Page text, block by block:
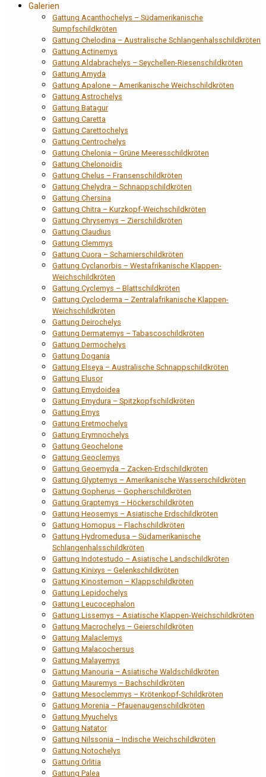
Galerien
Gattung Acanthochelys – Südamerikanische
Sumpfschildkröten
Gattung Chelodina – Australische Schlangenhalsschildkröten
Gattung Actinemys
Gattung Aldabrachelys – Seychellen-Riesenschildkröten
Gattung Amyda
Gattung Apalone – Amerikanische Weichschildkröten
Gattung Astrochelys
Gattung Batagur
Gattung Caretta
Gattung Carettochelys
Gattung Centrochelys
Gattung Chelonia – Grüne Meeresschildkröten
Gattung Chelonoidis
Gattung Chelus – Fransenschildkröten
Gattung Chelydra – Schnappschildkröten
Gattung Chersina
Gattung Chitra – Kurzkopf-Weichschildkröten
Gattung Chrysemys – Zierschildkröten
Gattung Claudius
Gattung Clemmys
Gattung Cuora – Scharnierschildkröten
Gattung Cyclanorbis – Westafrikanische Klappen-
Weichschildkröten
Gattung Cyclemys – Blattschildkröten
Gattung Cycloderma – Zentralafrikanische Klappen-
Weichschildkröten
Gattung Deirochelys
Gattung Dermatemys – Tabascoschildkröten
Gattung Dermochelys
Gattung Dogania
Gattung Elseya – Australische Schnappschildkröten
Gattung Elusor
Gattung Emydoidea
Gattung Emydura – Spitzkopfschildkröten
Gattung Emys
Gattung Eretmochelys
Gattung Erymnochelys
Gattung Geochelone
Gattung Geoclemys
Gattung Geoemyda – Zacken-Erdschildkröten
Gattung Glyptemys – Amerikanische Wasserschildkröten
Gattung Gopherus – Gopherschildkröten
Gattung Graptemys – Höckerschildkröten
Gattung Heosemys – Asiatische Erdschildkröten
Gattung Homopus – Flachschildkröten
Gattung Hydromedusa – Südamerikanische
Schlangenhalsschildkröten
Gattung Indotestudo – Asiatische Landschildkröten
Gattung Kinixys – Gelenkschildkröten
Gattung Kinosternon – Klappschildkröten
Gattung Lepidochelys
Gattung Leucocephalon
Gattung Lissemys – Asiatische Klappen-Weichschildkröten
Gattung Macrochelys – Geierschildkröten
Gattung Malaclemys
Gattung Malacochersus
Gattung Malayemys
Gattung Manouria – Asiatische Waldschildkröten
Gattung Mauremys – Bachschildkröten
Gattung Mesoclemmys – Krötenkopf-Schildkröten
Gattung Morenia – Pfauenaugenschildkröten
Gattung Myuchelys
Gattung Natator
Gattung Nilssonia – Indische Weichschildkröten
Gattung Notochelys
Gattung Orlitia
Gattung Palea